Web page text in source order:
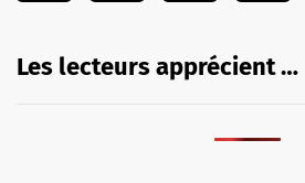
Les lecteurs apprécient …